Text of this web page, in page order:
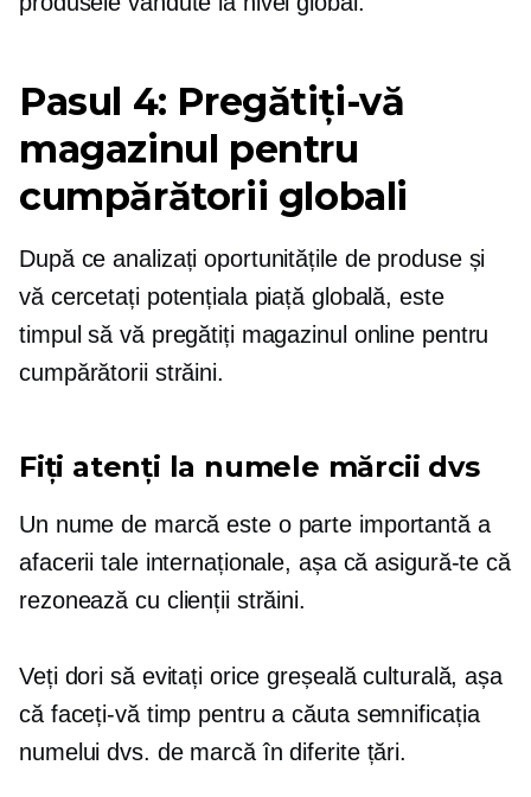
Pasul 4: Pregătiți-vă
magazinul pentru
cumpărătorii globali
După ce analizați oportunitățile de produse și
vă cercetați potențiala piață globală, este
timpul să vă pregătiți magazinul online pentru
cumpărătorii străini.
Fiți atenți la numele mărcii dvs
Un nume de marcă este o parte importantă a
afacerii tale internaționale, așa că asigură-te că
rezonează cu clienții străini.
Veți dori să evitați orice greșeală culturală, așa
că faceți-vă timp pentru a căuta semnificația
numelui dvs. de marcă în diferite țări.